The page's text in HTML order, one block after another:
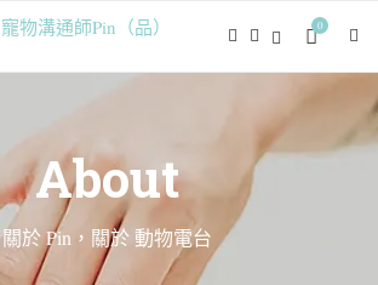
0
About
關於 Pin，關於 動物電台